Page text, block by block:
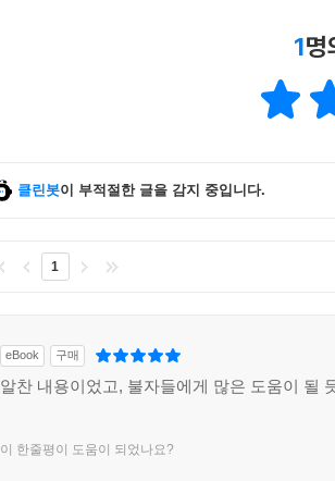
1명
클린봇이 부적절한 글을 감지 중입니다.
1
eBook 구매
알찬 내용이었고, 불자들에게 많은 도움이 될
이 한줄평이 도움이 되었나요?